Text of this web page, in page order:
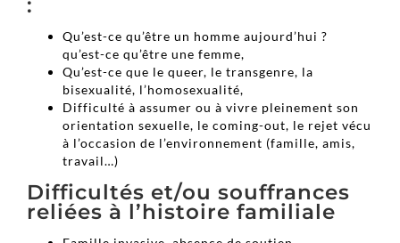
:
Qu’est-ce qu’être un homme aujourd’hui ?
qu’est-ce qu’être une femme,
Qu’est-ce que le queer, le transgenre, la
bisexualité, l’homosexualité,
Difficulté à assumer ou à vivre pleinement son
orientation sexuelle, le coming-out, le rejet vécu
à l’occasion de l’environnement (famille, amis,
travail…)
Difficultés et/ou souffrances
reliées à l’histoire familiale